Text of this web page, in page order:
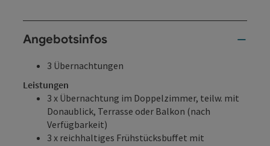
Angebotsinfos
3 Übernachtungen
Leistungen
3 x Übernachtung im Doppelzimmer, teilw. mit
Donaublick, Terrasse oder Balkon (nach
Verfügbarkeit)
3 x reichhaltiges Frühstücksbuffet mit